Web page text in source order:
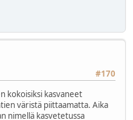
#170
kokoisiksi kasvaneet
väristä piittaamatta. Aika
nimellä kasvetetussa